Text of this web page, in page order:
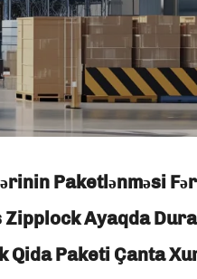
Paketlənməsi
Zipplock Ayaqda
Qida Paketi Çanta